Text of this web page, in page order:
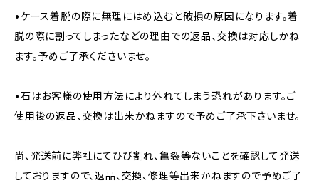
•ケース着脱の際に無理にはめ込むと破損の原因になります。着
脱の際に割ってしまったなどの理由での返品、交換は対応しかね
ます。予めご了承くださいませ。
•石はお客様の使用方法により外れてしまう恐れがあります。ご
使用後の返品、交換は出来かねますので予めご了承下さいませ。
尚、発送前に弊社にてひび割れ、亀裂等ないことを確認して発送
しておりますので、返品、交換、修理等出来かねますので予めご了